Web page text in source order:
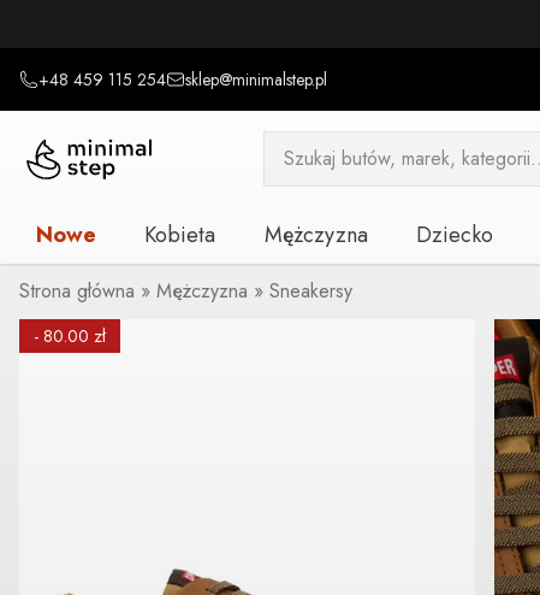
+48 459 115 254 sklep@minimalstep.pl
Wyszukiwarka
produktów
Nowe Kobieta Mężczyzna Dziecko
Strona główna » Mężczyzna » Sneakersy
- 80.00 zł